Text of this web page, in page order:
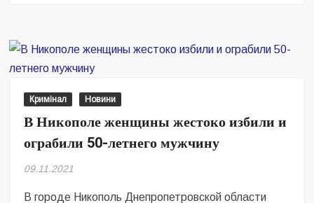
заблокировала
схему
фальсификации
сертификатов
о
вакцинации
Кримінал Новини
В Никополе женщины жестоко избили и
ограбили 50-летнего мужчину
09.11.2021
В городе Никополь Днепропетровской области